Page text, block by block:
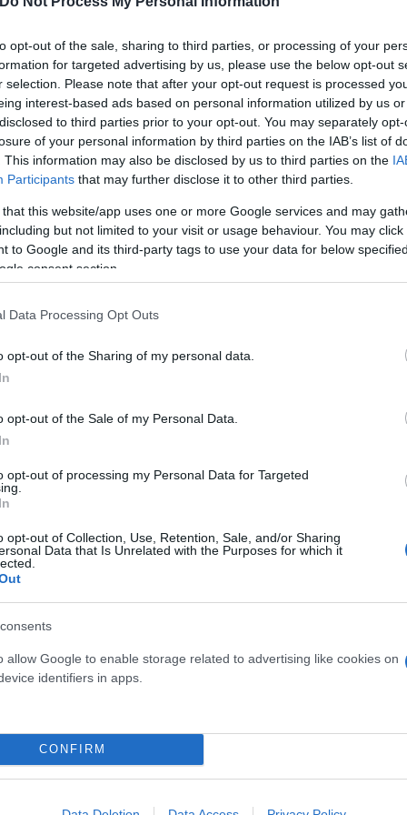
opt-out of the sale, sharing to third parties, or processing of your
for targeted advertising by us, please use the below opt-out
selection. Please note that after your opt-out request is processed
interest-based ads based on personal information utilized by us
to third parties prior to your opt-out. You may separately
of your personal information by third parties on the IAB’s list of
This information may also be disclosed by us to third parties on the
Participants that may further disclose it to other third parties.
that this website/app uses one or more Google services and may
but not limited to your visit or usage behaviour. You may
to Google and its third-party tags to use your data for below
consent section.
Data Processing Opt Outs
opt-out of the Sharing of my personal data.
opt-out of the Sale of my Personal Data.
opt-out of processing my Personal Data for Targeted
opt-out of Collection, Use, Retention, Sale, and/or Sharing
Data that Is Unrelated with the Purposes for which it
allow Google to enable storage related to advertising like cookies on
identifiers in apps.
CONFIRM
από κάποια άλλη χώρα θα πρέπει να
θα πει «ναι» σε Ιταλούς και Τούρκους, ενώ
Euro 2028.
για το 2032, παραμένει μια υποψηφιότητα
η κοινή των Αγγλίας, Βόρειας Ιρλανδίας,
Flash.gr